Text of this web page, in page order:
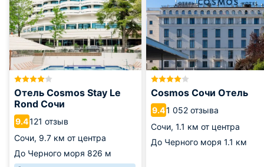
Отель Cosmos Stay Le
Rond Сочи
9.4121 отзыв
Сочи, 9.7 км от центра
До Черного моря 826 м
Cosmos Сочи Отель
9.41 052 отзыва
Сочи, 1.1 км от центра
До Черного моря 1.1 км